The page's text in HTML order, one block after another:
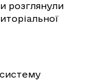
розглянули